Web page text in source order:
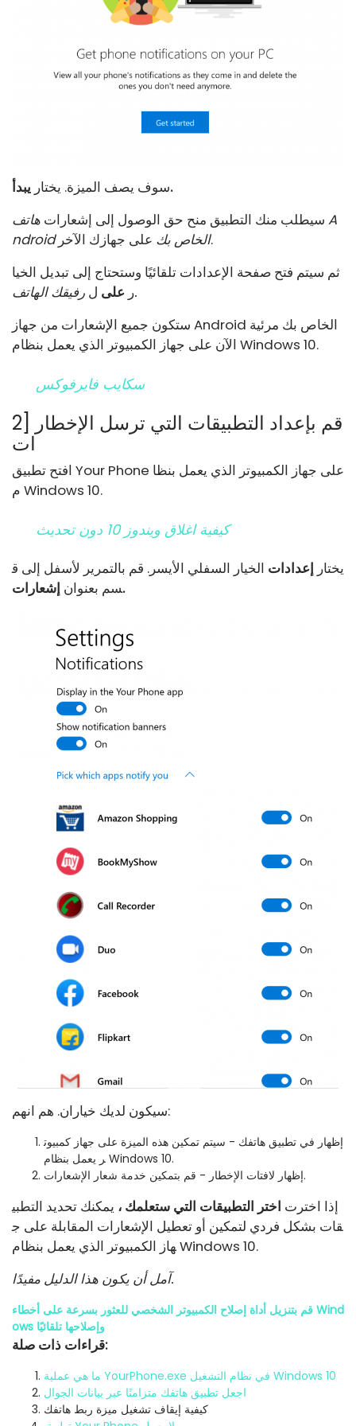
سوف يصف الميزة. يختاريبدأ.
سيطلب منك التطبيق منح حق الوصول إلى إشعارات هاتف A
ndroid الخاص بكعلى جهازك الآخر.
ثم سيتم فتح صفحة الإعدادات تلقائيًا وستحتاج إلى تبديل الخيا
ر على ل
رفيقك الهاتف.
ستكون جميع الإشعارات من جهاز Android الخاص بك مرئية
الآن على جهاز الكمبيوتر الذي يعمل بنظام Windows 10.
سكايب فايرفوكس
2] قم بإعداد التطبيقات التي ترسل الإخطار
ات
افتح تطبيق Your Phone على جهاز الكمبيوتر الذي يعمل بنظا
م Windows 10.
كيفية اغلاق ويندوز 10 دون تحديث
يختار إعدادات الخيار السفلي الأيسر. قم بالتمرير لأسفل إلى ق
سم بعنوانإشعارات.
سيكون لديك خياران. هم انهم:
إظهار في تطبيق هاتفك - سيتم تمكين هذه الميزة على جهاز كمبيوت
ر يعمل بنظام Windows 10.
إظهار لافتات الإخطار - قم بتمكين خدمة شعار الإشعارات.
إذا اخترت اختر التطبيقات التي ستعلمك ، يمكنك تحديد التطبي
قات بشكل فردي لتمكين أو تعطيل الإشعارات المقابلة على ج
هاز الكمبيوتر الذي يعمل بنظام Windows 10.
آمل أن يكون هذا الدليل مفيدًا.
قم بتنزيل أداة إصلاح الكمبيوتر الشخصي للعثور بسرعة على أخطاء Wind
ows وإصلاحها تلقائيًا
قراءات ذات صلة:
ما هي عملية YourPhone.exe في نظام التشغيل Windows 10
اجعل تطبيق هاتفك متزامنًا عبر بيانات الجوال
كيفية إيقاف تشغيل ميزة ربط هاتفك